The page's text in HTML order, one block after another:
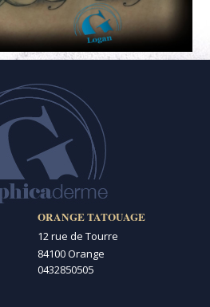
ORANGE TATOUAGE
12 rue de Tourre
84100 Orange
0432850505